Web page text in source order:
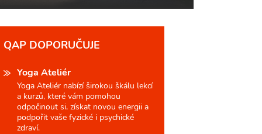
QAP DOPORUČUJE
Yoga Ateliér
Yoga Ateliér nabízí širokou škálu lekcí
a kurzů, které vám pomohou
odpočinout si, získat novou energii a
podpořit vaše fyzické i psychické
zdraví.